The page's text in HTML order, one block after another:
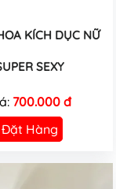
KÍCH DỤC NỮ
SEXY
700.000 đ
Đặt Hàng